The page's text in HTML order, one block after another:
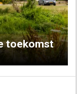
toekomst